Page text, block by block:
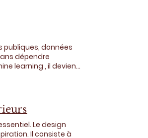
publiques, données
dépendre
learning , il devient
acteurs :
la culture
Le design
Il consiste à